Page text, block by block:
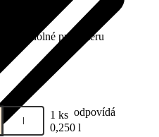
2 - odolné proti otěru
l 1 ks odpovídá
0,250 l